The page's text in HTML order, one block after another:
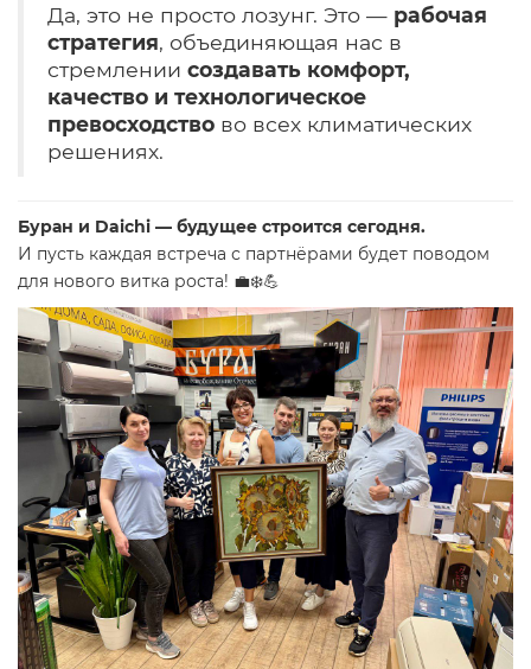
Да, это не просто лозунг. Это — рабочая
стратегия, объединяющая нас в
стремлении создавать комфорт,
качество и технологическое
превосходство во всех климатических
решениях.
Буран и Daichi — будущее строится сегодня.
И пусть каждая встреча с партнёрами будет поводом
для нового витка роста! 💼❄️💪